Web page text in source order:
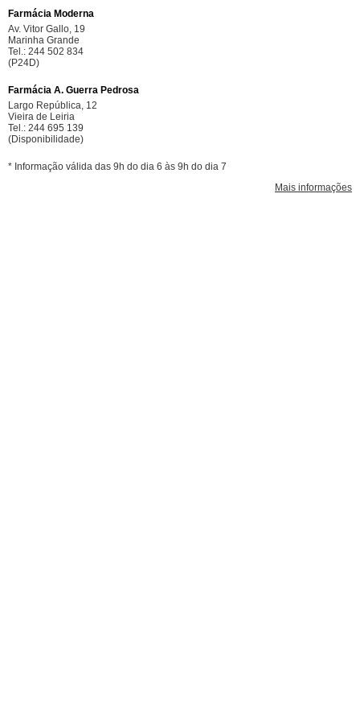
Farmácia Moderna
Av. Vitor Gallo, 19
Marinha Grande
Tel.: 244 502 834
(P24D)
Farmácia A. Guerra Pedrosa
Largo República, 12
Vieira de Leiria
Tel.: 244 695 139
(Disponibilidade)
* Informação válida das 9h do dia 6 às 9h do dia 7
Mais informações